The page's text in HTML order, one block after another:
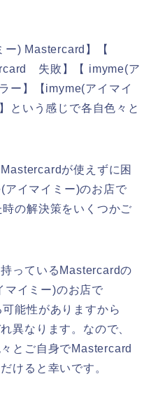
ー) Mastercard】【
失敗】【 imyme(ア
ー】【imyme(アイマイ
という感じで各自色々と
が使えずに困
アイマイミー)のお店で
の解決策をいくつかご
っているMastercardの
マイミー)のお店で
能性がありますから
異なります。なので、
とご自身でMastercard
けると幸いです。